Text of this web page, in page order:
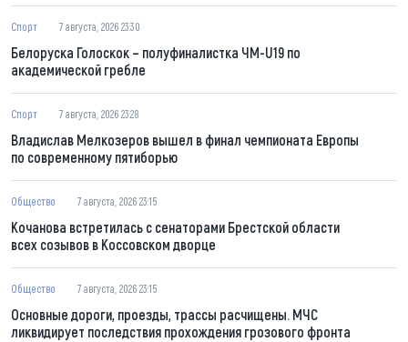
Спорт 7 августа, 2026 23:30
Белоруска Голоскок – полуфиналистка ЧМ-U19 по
академической гребле
Спорт 7 августа, 2026 23:28
Владислав Мелкозеров вышел в финал чемпионата Европы
по современному пятиборью
Общество 7 августа, 2026 23:15
Кочанова встретилась с сенаторами Брестской области
всех созывов в Коссовском дворце
Общество 7 августа, 2026 23:15
Основные дороги, проезды, трассы расчищены. МЧС
ликвидирует последствия прохождения грозового фронта